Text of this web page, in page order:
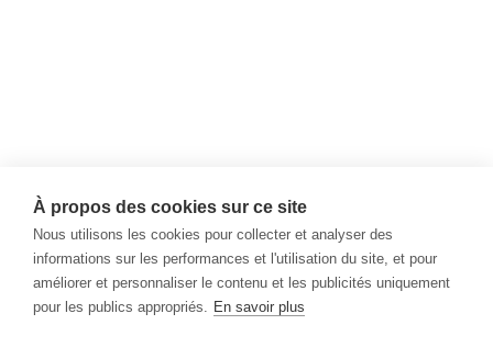
À propos des cookies sur ce site
Nous utilisons les cookies pour collecter et analyser des
informations sur les performances et l'utilisation du site, et pour
améliorer et personnaliser le contenu et les publicités uniquement
pour les publics appropriés. En savoir plus